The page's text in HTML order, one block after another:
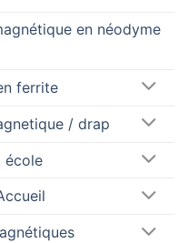
en néodyme
ferrite
/ drap
école